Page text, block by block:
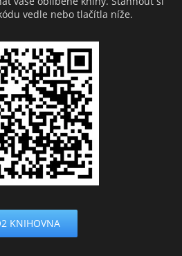
vedle nebo tlačítla níže.
KNIHOVNA